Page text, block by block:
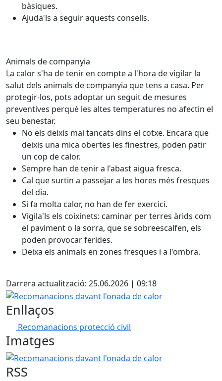
bàsiques.
Ajuda'ls a seguir aquests consells.
Animals de companyia
La calor s'ha de tenir en compte a l'hora de vigilar la
salut dels animals de companyia que tens a casa. Per
protegir-los, pots adoptar un seguit de mesures
preventives perquè les altes temperatures no afectin el
seu benestar.
No els deixis mai tancats dins el cotxe. Encara que
deixis una mica obertes les finestres, poden patir
un cop de calor.
Sempre han de tenir a l'abast aigua fresca.
Cal que surtin a passejar a les hores més fresques
del dia.
Si fa molta calor, no han de fer exercici.
Vigila'ls els coixinets: caminar per terres àrids com
el paviment o la sorra, que se sobreescalfen, els
poden provocar ferides.
Deixa els animals en zones fresques i a l'ombra.
Darrera actualització: 25.06.2026 | 09:18
Recomanacions davant l'onada de calor
Enllaços
Recomanacions protecció civil
Imatges
Recomanacions davant l'onada de calor
RSS